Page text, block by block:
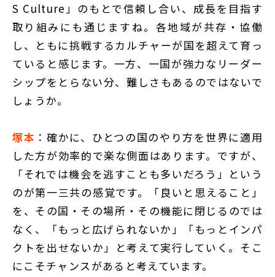
S Culture」のもとで信頼し合い、成長を目指す
取り組みにも通じますね。各地域が共存・協働
し、ともに挑戦するカルチャーが国を超えて育っ
ていると感じます。一方、一国が強力なリーダー
シップをとらない分、難しさもあるのではないで
しょうか。
塚本 ：確かに、ひとつの国のやり方を世界に適用
した方が効率的で楽な側面はあります。ですが、
「それでは機会を逃すことも多いだろう」という
のが第一三共の感覚です。「良いと思えること」
を、その国・その場所・その機能に閉じるのでは
なく、「もっと広げられないか」「もっとインパ
クトを出せないか」と考えて実行していく。そこ
にこそチャンスがあると考えています。